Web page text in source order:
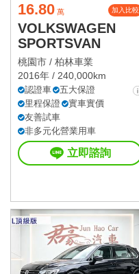
16.80 萬 加入比較
VOLKSWAGEN
SPORTSVAN
桃園市 / 柏林車業
2016年 / 240,000km
認證車
五大保證
里程保證
實車實價
友善試車
非多元化營業用車
立即諮詢